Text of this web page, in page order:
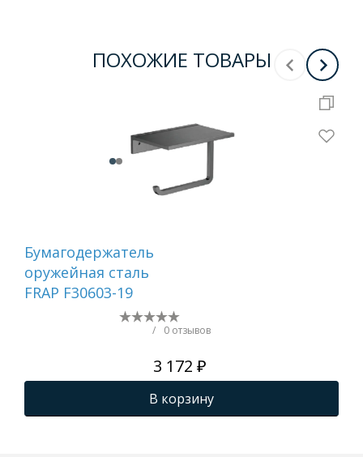
ПОХОЖИЕ ТОВАРЫ
Бумагодержатель
оружейная сталь
FRAP F30603-19
/ 0 отзывов
3 172 ₽
В корзину